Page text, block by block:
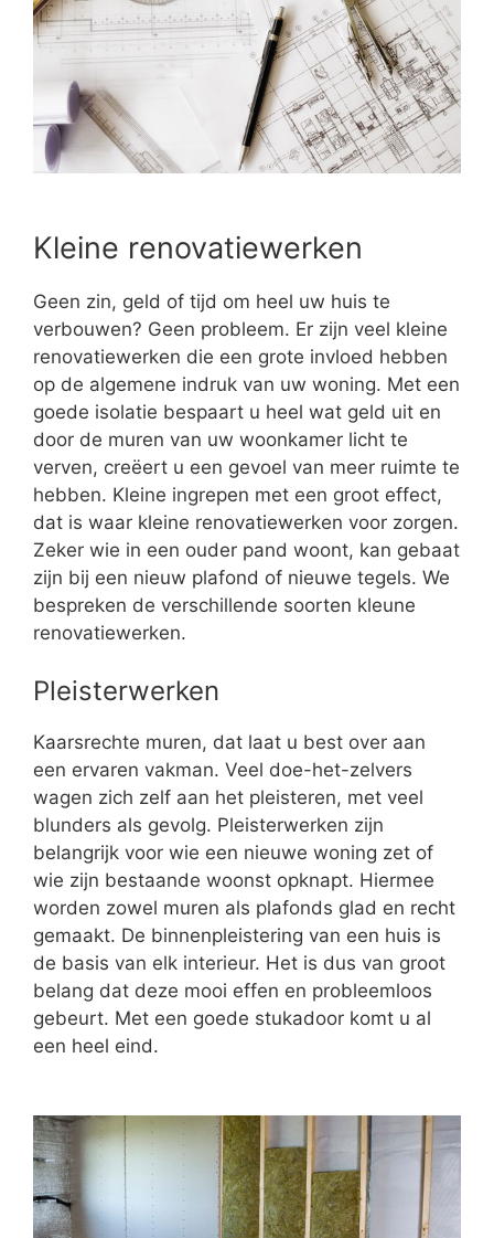
Kleine renovatiewerken
Geen zin, geld of tijd om heel uw huis te
verbouwen? Geen probleem. Er zijn veel kleine
renovatiewerken die een grote invloed hebben
op de algemene indruk van uw woning. Met een
goede isolatie bespaart u heel wat geld uit en
door de muren van uw woonkamer licht te
verven, creëert u een gevoel van meer ruimte te
hebben. Kleine ingrepen met een groot effect,
dat is waar kleine renovatiewerken voor zorgen.
Zeker wie in een ouder pand woont, kan gebaat
zijn bij een nieuw plafond of nieuwe tegels. We
bespreken de verschillende soorten kleune
renovatiewerken.
Pleisterwerken
Kaarsrechte muren, dat laat u best over aan
een ervaren vakman. Veel doe-het-zelvers
wagen zich zelf aan het pleisteren, met veel
blunders als gevolg. Pleisterwerken zijn
belangrijk voor wie een nieuwe woning zet of
wie zijn bestaande woonst opknapt. Hiermee
worden zowel muren als plafonds glad en recht
gemaakt. De binnenpleistering van een huis is
de basis van elk interieur. Het is dus van groot
belang dat deze mooi effen en probleemloos
gebeurt. Met een goede stukadoor komt u al
een heel eind.